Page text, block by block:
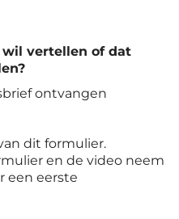
wil vertellen of dat
ontvangen
dit formulier.
en de video neem
een eerste